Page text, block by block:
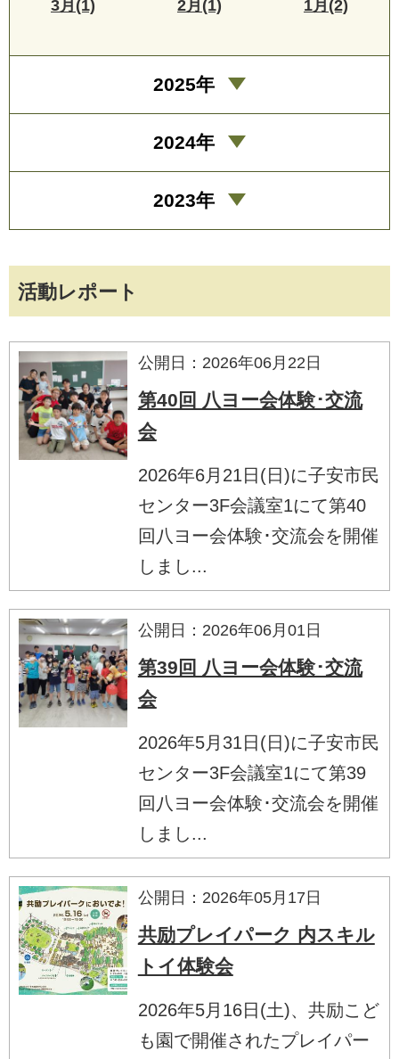
活動レポート
公開日：2026年06月22日
第40回 八ヨー会体験･交流
会
2026年6月21日(日)に子安市民
センター3F会議室1にて第40
回八ヨー会体験･交流会を開催
しまし...
公開日：2026年06月01日
第39回 八ヨー会体験･交流
会
2026年5月31日(日)に子安市民
センター3F会議室1にて第39
回八ヨー会体験･交流会を開催
しまし...
公開日：2026年05月17日
共励プレイパーク 内スキル
トイ体験会
2026年5月16日(土)、共励こど
も園で開催されたプレイパー
3月(1) 2月(1) 1月(2)
2025年
2024年
2023年